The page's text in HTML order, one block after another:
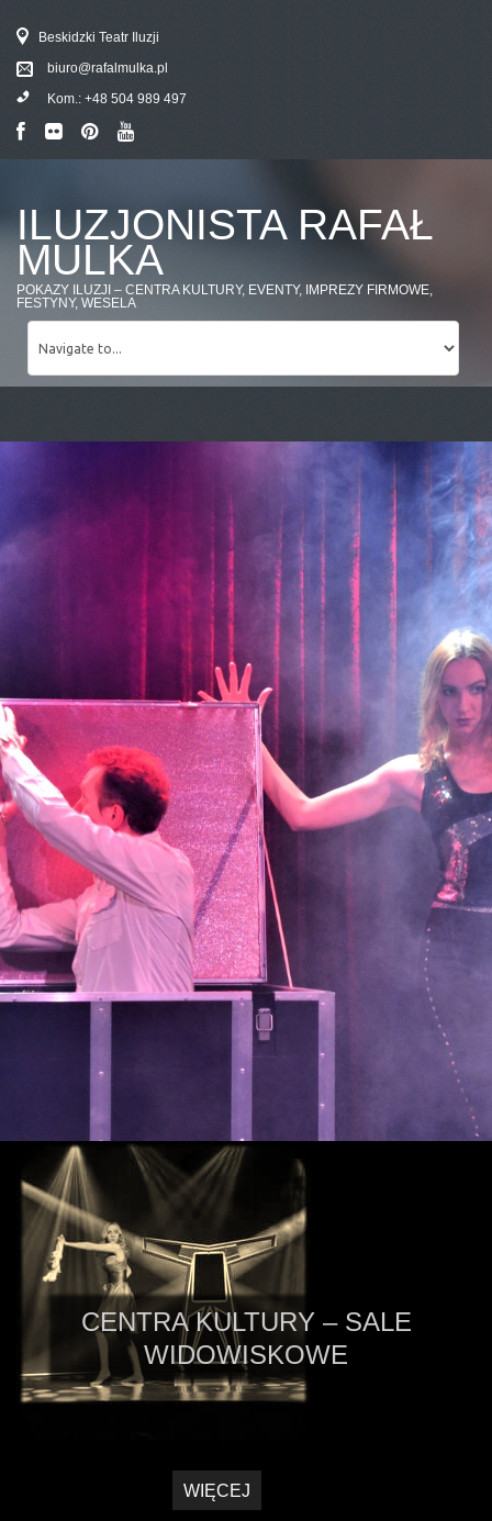
Beskidzki Teatr Iluzji
biuro@rafalmulka.pl
Kom.: +48 504 989 497
ILUZJONISTA RAFAŁ
MULKA
POKAZY ILUZJI – CENTRA KULTURY, EVENTY, IMPREZY FIRMOWE,
FESTYNY, WESELA
CENTRA KULTURY – SALE
WIDOWISKOWE
WIĘCEJ